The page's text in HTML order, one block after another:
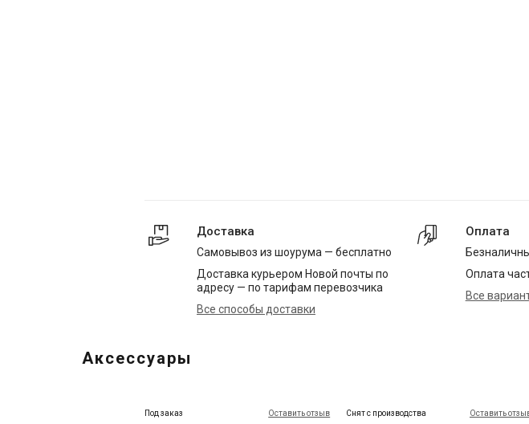
Доставка
Самовывоз из шоурума — бесплатно
Доставка курьером Новой почты по
адресу — по тарифам перевозчика
Все способы доставки
Оплата
Оплата
Все
Аксессуары
Под заказ Оставить отзыв Снят с производства Оставить